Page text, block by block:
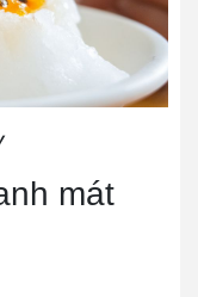
mát